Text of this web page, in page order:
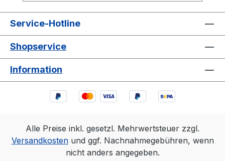
Service-Hotline
Shopservice
Information
Alle Preise inkl. gesetzl. Mehrwertsteuer zzgl.
Versandkostenund ggf. Nachnahmegebühren, wenn
nicht anders angegeben.